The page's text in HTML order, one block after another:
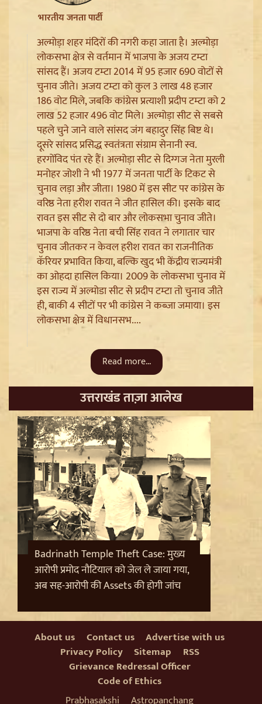
Trisha Krishnan पर टिप्पणी मामले में Udhayanidhi Stalin
Arrest, जानें चेन्नई पुलिस ने कौन सी धाराएं लगाईं
Jantar Mantar से अदालत तक: Brij Bhushan के खिलाफ
यौन उत्पीड़न मामले में Legal Battle का अंत
Sanjay Raut on Ram Mandir: 'राम के नाम पर लूट हो रही',
चढ़ावा चोरी के मुद्दे पर Shiv Sena UBT का हमला
Pappu Yadav और Rahul Gandhi की बढ़ी मुश्किलें,
Parliament में संतों का वेश धरने पर Varanasi में FIR की मांग
भारतीय जनता पार्टी
अल्मोड़ा शहर मंदिरों की नगरी कहा जाता है। अल्मोड़ा
लोकसभा क्षेत्र से वर्तमान में भाजपा के अजय टम्टा
सांसद हैं। अजय टम्टा 2014 में 95 हजार 690 वोटों से
चुनाव जीते। अजय टम्टा को कुल 3 लाख 48 हजार
186 वोट मिले, जबकि कांग्रेस प्रत्याशी प्रदीप टम्टा को 2
लाख 52 हजार 496 वोट मिले। अल्मोड़ा सीट से सबसे
पहले चुने जाने वाले सांसद जंग बहादुर सिंह बिष्ट थे।
दूसरे सांसद प्रसिद्ध स्वतंत्रता संग्राम सेनानी स्व.
हरगोंविद पंत रहे हैं। अल्मोड़ा सीट से दिग्गज नेता मुरली
मनोहर जोशी ने भी 1977 में जनता पार्टी के टिकट से
चुनाव लड़ा और जीता। 1980 में इस सीट पर कांग्रेस के
वरिष्ठ नेता हरीश रावत ने जीत हासिल की। इसके बाद
रावत इस सीट से दो बार और लोकसभा चुनाव जीते।
भाजपा के वरिष्ठ नेता बची सिंह रावत ने लगातार चार
चुनाव जीतकर न केवल हरीश रावत का राजनीतिक
कॅरियर प्रभावित किया, बल्कि खुद भी केंद्रीय राज्यमंत्री
का ओहदा हासिल किया। 2009 के लोकसभा चुनाव में
इस राज्य में अल्मोडा सीट से प्रदीप टम्टा तो चुनाव जीते
ही, बाकी 4 सीटों पर भी कांग्रेस ने कब्जा जमाया। इस
लोकसभा क्षेत्र में विधानसभ....
Read more...
उत्तराखंड ताज़ा आलेख
Badrinath Temple Theft Case: मुख्य
आरोपी प्रमोद नौटियाल को जेल ले जाया गया,
अब सह-आरोपी की Assets की होगी जांच
About us Contact us
Advertise with us
Privacy Policy
Sitemap
RSS
Grievance Redressal Officer
Code of Ethics
Prabhasakshi
Astropanchang